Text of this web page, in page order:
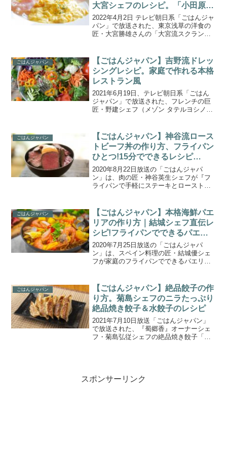
大宮シェフのレシピ。「小田原
市・卵」より。
2022年4月2日 テレビ朝日系「ごはんジャ
パン」で放送された、東京浅草の洋食の
匠・大宮勝雄さんの「大宮流スクランブ
『たまご』。檀上さんご夫婦が営む自然
養鶏場「春夏秋冬...
ごはんジャパン
【ごはんジャパン】吉野流ドレッ
シングレシピ。家庭で作れる本格
レストラン風
2021年6月19日、テレビ朝日系「ごはん
ジャパン」で放送された、フレンチの巨
匠・野建シェフ（メゾン タテルヨシノ）
回の舞台は埼玉県さいたま市岩槻区。13
組の若手農家...
ごはんジャパン
【ごはんジャパン】神谷流ロース
トビーフ丼の作り方、フライパン
ひとつ!15分でできるレシピ
(2020.8.22)
2020年8月22日放送の「ごはんジャパ
ン」は、肉の匠・神谷英生シェフが『フ
ライパンで手軽にステーキとローストビ
料理に定評のある『ラ・ブーシェリー・
デュ・ブッパ』オーナ...
ごはんジャパン
【ごはんジャパン】本格海鮮パエ
リアの作り方｜結城シェフ直伝レ
シピ!フライパンでできるパエリ
ア(2020.7.25)
2020年7月25日放送の「ごはんジャパ
ン」は、スペイン料理の匠・結城優シェ
フが家庭のフライパンでできるパエリア
なう材を入れるベストなタイミングな
ど、家庭のフライパンで...
ごはんジャパン
【ごはんジャパン】絶品餃子の作
り方。菊島シェフのニラたっぷり
絶品焼き餃子＆水餃子のレシピ
2021年7月10日放送「ごはんジャパン」
で放送された、『蜀郷香』オーナーシェ
フ・菊島弘従シェフの絶品焼き餃子「絶
スポンサーリンク